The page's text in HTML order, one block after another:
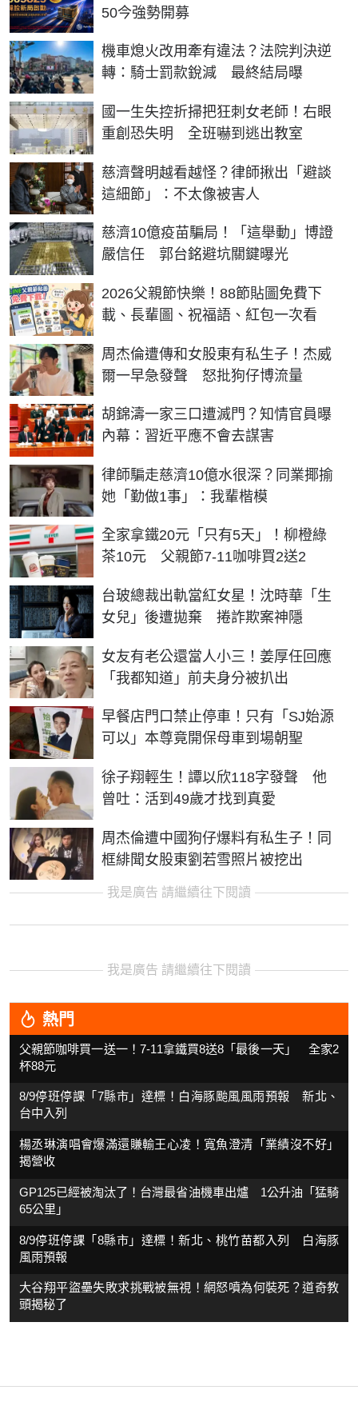
50今強勢開募
機車熄火改用牽有違法？法院判決逆
轉：騎士罰款銳減 最終結局曝
國一生失控折掃把狂刺女老師！右眼
重創恐失明 全班嚇到逃出教室
慈濟聲明越看越怪？律師揪出「避談
這細節」：不太像被害人
慈濟10億疫苗騙局！「這舉動」博證
嚴信任 郭台銘避坑關鍵曝光
2026父親節快樂！88節貼圖免費下
載、長輩圖、祝福語、紅包一次看
周杰倫遭傳和女股東有私生子！杰威
爾一早急發聲 怒批狗仔博流量
胡錦濤一家三口遭滅門？知情官員曝
內幕：習近平應不會去謀害
律師騙走慈濟10億水很深？同業揶揄
她「勤做1事」：我輩楷模
全家拿鐵20元「只有5天」！柳橙綠
茶10元 父親節7-11咖啡買2送2
台玻總裁出軌當紅女星！沈時華「生
女兒」後遭拋棄 捲詐欺案神隱
女友有老公還當人小三！姜厚任回應
「我都知道」前夫身分被扒出
早餐店門口禁止停車！只有「SJ始源
可以」本尊竟開保母車到場朝聖
徐子翔輕生！譚以欣118字發聲 他
曾吐：活到49歲才找到真愛
周杰倫遭中國狗仔爆料有私生子！同
框緋聞女股東劉若雪照片被挖出
我是廣告 請繼續往下閱讀
我是廣告 請繼續往下閱讀
熱門
父親節咖啡買一送一！7-11拿鐵買8送8「最後一天」 全家2
杯88元
8/9停班停課「7縣市」達標！白海豚颱風風雨預報 新北、
台中入列
楊丞琳演唱會爆滿還賺輸王心凌！寬魚澄清「業績沒不好」
揭營收
GP125已經被淘汰了！台灣最省油機車出爐 1公升油「猛騎
65公里」
8/9停班停課「8縣市」達標！新北、桃竹苗都入列 白海豚
風雨預報
大谷翔平盜壘失敗求挑戰被無視！網怒噴為何裝死？道奇教
頭揭秘了